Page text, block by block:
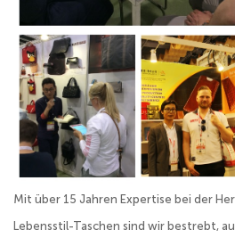
Mit über 15 Jahren Expertise bei der
Lebensstil-Taschen sind wir bestrebt,